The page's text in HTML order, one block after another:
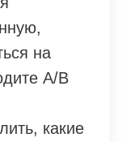
на
A/B
какие